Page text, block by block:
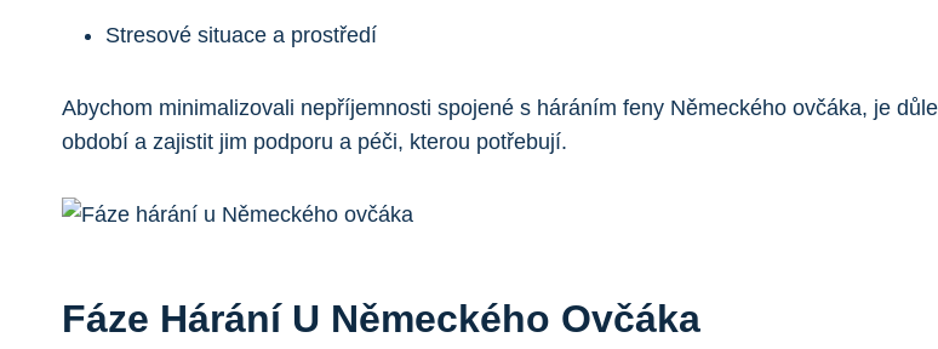
Stresové situace a prostředí
Abychom minimalizovali nepříjemnosti spojené s háráním feny Německého ovčáka, je
období a zajistit jim podporu a péči, kterou potřebují.
Fáze Hárání U Německého Ovčáka